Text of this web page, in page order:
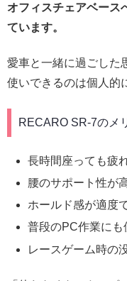
オフィスチェアベース
ています。
愛車と一緒に過ごした
使いできるのは個人的
RECARO SR-7のメ
長時間座っても疲
腰のサポート性が
ホールド感が適度
普段のPC作業にも
レースゲーム時の